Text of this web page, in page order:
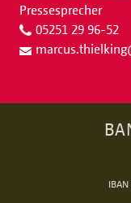
Pressesprecher
05251 29 96-52
marcus.thielking